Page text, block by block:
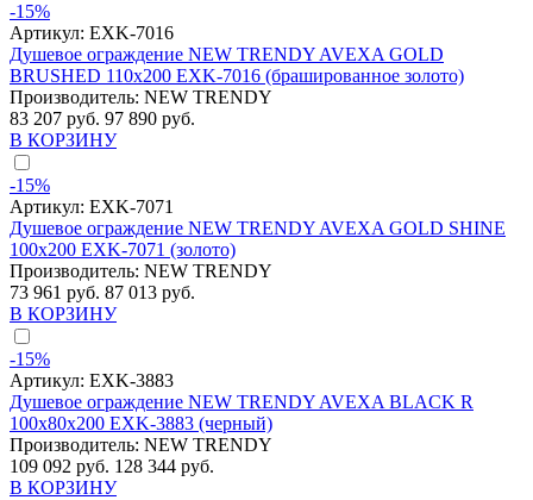
-15%
Артикул: EXK-7016
Душевое ограждение NEW TRENDY AVEXA GOLD
BRUSHED 110x200 EXK-7016 (брашированное золото)
Производитель: NEW TRENDY
83 207 руб. 97 890 руб.
В КОРЗИНУ
-15%
Артикул: EXK-7071
Душевое ограждение NEW TRENDY AVEXA GOLD SHINE
100x200 EXK-7071 (золото)
Производитель: NEW TRENDY
73 961 руб. 87 013 руб.
В КОРЗИНУ
-15%
Артикул: EXK-3883
Душевое ограждение NEW TRENDY AVEXA BLACK R
100x80x200 EXK-3883 (черный)
Производитель: NEW TRENDY
109 092 руб. 128 344 руб.
В КОРЗИНУ